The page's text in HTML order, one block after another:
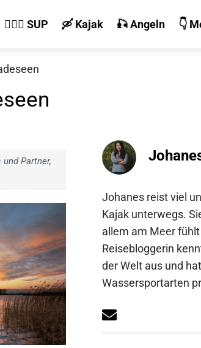
🏄‍♀️🛶 SUP 🛶 Kajak 🎣 Angeln 👇
Partner,
Johanes reist viel
Kajak unterwegs.
allem am Meer
Reisebloggerin
der Welt aus und
Wassersportarten